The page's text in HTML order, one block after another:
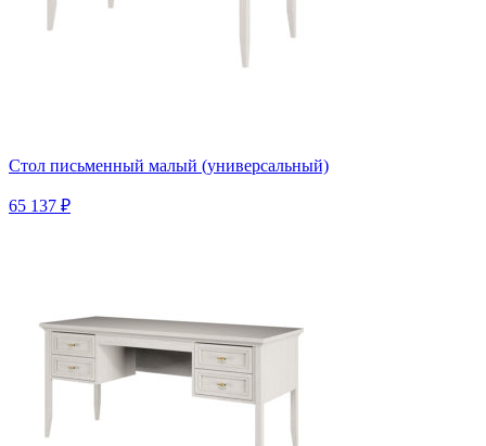
Стол письменный малый (универсальный)
65 137 ₽